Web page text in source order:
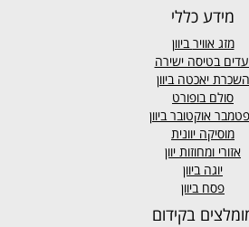
מידע כללי
מזג אווירביוון
בטיסה ישירה
השכרת יאכטה ביוון
סולם בופורט
אוקטובר ביוון
מוסיקה יוונית
אזורי ומחוזות יוון
יוגה ביוון
פסח ביוון
בקידום